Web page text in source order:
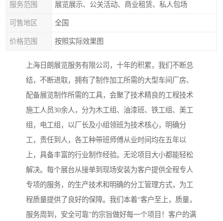
服务范围 展览展示、公关活动、商业租赁、私人包场
可售地区 全国
价格范围 按照实际效果图
上海日朗展览服务有限公司，十年的积累，我们不断总
结，不断进取，拥有了制作加工所需的大型车间厂房、
配备展览制作所需的工具，会聚了技术精良的工程技术
施工人员30余人，分为木工组、油漆班、铁工组、美工
组，电工组，以厂长及小组领班为技术核心，明确分
工，责任到人，各工种带班师傅从业时间均在五年以
上，具备丰富的行业制作经验。无论项目大小都能轻松
解决。每个展台从接单到现场安装为客户提供全程专人
专项的服务，的生产技术和明确的分工管理方式，为工
程质量提供了良好的保障。我们本着“客户至上，质量，
服务周到，安全可靠”的宗旨做好每一个项目！客户的满